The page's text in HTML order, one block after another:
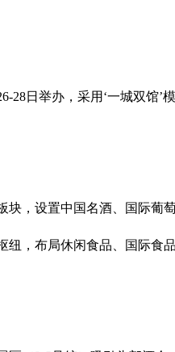
28日举办，采用‘‌一城双馆
，设置中国名酒、国际葡
，布局休闲食品、国际食